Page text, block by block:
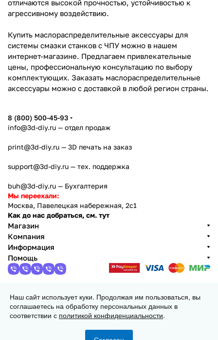
отличаются высокой прочностью, устойчивостью к
агрессивному воздействию.
Купить маслораспределительные аксессуары для
системы смазки станков с ЧПУ можно в нашем
интернет-магазине. Предлагаем привлекательные
цены, профессиональную консультацию по выбору
комплектующих. Заказать маслораспределительные
аксессуары можно с доставкой в любой регион страны.
8 (800) 500-45-93
info@3d-diy.ru — отдел продаж
print@3d-diy.ru — 3D печать на заказ
support@3d-diy.ru — тех. поддержка
buh@3d-diy.ru — Бухгалтерия
Мы переехали:
Москва, Павелецкая набережная, 2с1
Как до нас добраться, см. тут
Магазин
Компания
Информация
Помощь
2013 - 2026 © 3DiY (Тридиай) - интернет-магазин
комплектующих для 3D принтеров, ЧПУ станков и
робототехники
Наш сайт использует куки. Продолжая им пользоваться, вы
соглашаетесь на обработку персональных данных в
соответствии с политикой конфиденциальности.